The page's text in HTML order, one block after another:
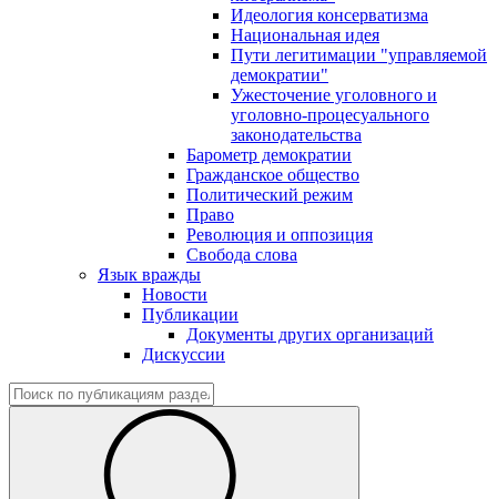
Идеология консерватизма
Национальная идея
Пути легитимации "управляемой
демократии"
Ужесточение уголовного и
уголовно-процесуального
законодательства
Барометр демократии
Гражданское общество
Политический режим
Право
Революция и оппозиция
Свобода слова
Язык вражды
Новости
Публикации
Документы других организаций
Дискуссии